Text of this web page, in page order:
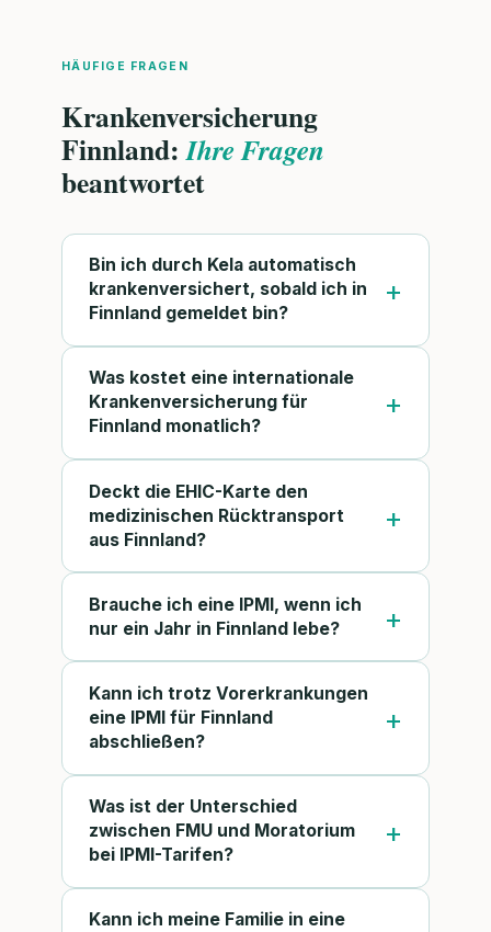
HÄUFIGE FRAGEN
Krankenversicherung
Finnland:Ihre Fragen
beantwortet
Bin ich durch Kela automatisch
krankenversichert, sobald ich in
Finnland gemeldet bin?
Was kostet eine internationale
Krankenversicherung für
Finnland monatlich?
Deckt die EHIC-Karte den
medizinischen Rücktransport
aus Finnland?
Brauche ich eine IPMI, wenn ich
nur ein Jahr in Finnland lebe?
Kann ich trotz Vorerkrankungen
eine IPMI für Finnland
abschließen?
Was ist der Unterschied
zwischen FMU und Moratorium
bei IPMI-Tarifen?
Kann ich meine Familie in eine